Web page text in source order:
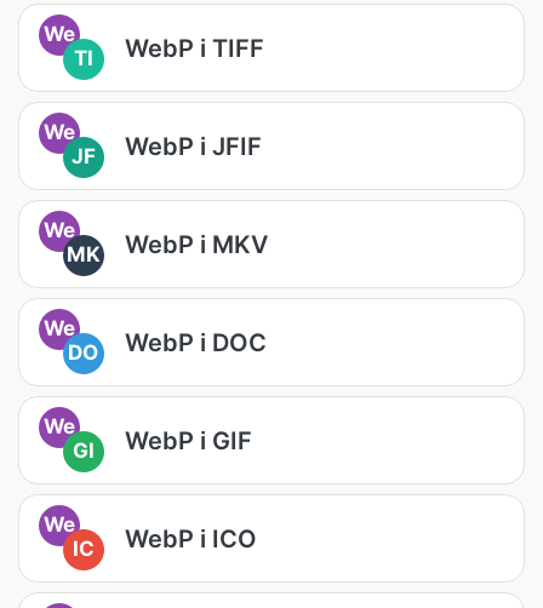
We
TI
WebP i TIFF
We
JF
WebP i JFIF
We
MK
WebP i MKV
We
DO
WebP i DOC
We
GI
WebP i GIF
We
IC
WebP i ICO